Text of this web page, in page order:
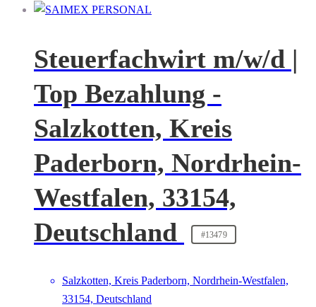
Steuerfachwirt m/w/d |
Top Bezahlung -
Salzkotten, Kreis
Paderborn, Nordrhein-
Westfalen, 33154,
Deutschland
#13479
Salzkotten, Kreis Paderborn, Nordrhein-Westfalen,
33154, Deutschland